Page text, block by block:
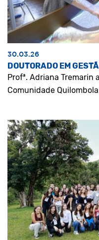
30.03.26
DOUTORADO EM
Profª. Adriana Tremarin
Comunidade